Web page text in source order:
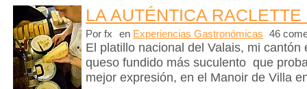
LA AUTÉNTICA RACLETTE
Por fx en Experiencias Gastronómicas 46
El platillo nacional del Valais, mi
queso fundido más suculento que
mejor expresión, en el Manoir de Villa